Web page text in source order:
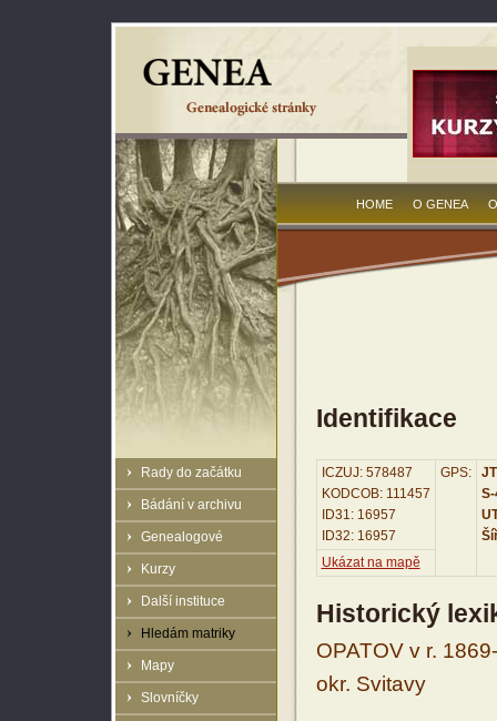
Rady do začátku
Bádání v archivu
Genealogové
Kurzy
Další instituce
Hledám matriky
Mapy
Slovníčky
HOME O GENEA
Identifikace
ICZUJ: 578487
KODCOB: 111457
ID31: 16957
ID32: 16957
GPS:
S-
Ukázat na mapě
Historický
OPATOV v r.
okr. Svitavy